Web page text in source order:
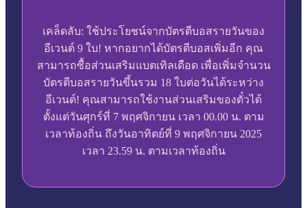
เคล็ดลับ: ใช้ประโยชน์จากบัตรตีบอสรายวันของ
อีเวนต์ 9 ใบ! หากอยากได้บัตรตีบอสเพิ่มอีก คุณ
สามารถซื้อส่วนเสริมแบตเทิลเดือด เพื่อเพิ่มจำนวน
บัตรตีบอสรายวันขึ้นรวม 18 ใบต่อวันได้ระหว่าง
อีเวนต์! คุณสามารถใช้งานส่วนเสริมของตั๋วได้
ตั้งแต่วันศุกร์ที่ 7 พฤศจิกายน เวลา 00.00 น. ตาม
เวลาท้องถิ่น ถึงวันอาทิตย์ที่ 9 พฤศจิกายน 2025
เวลา 23.59 น. ตามเวลาท้องถิ่น